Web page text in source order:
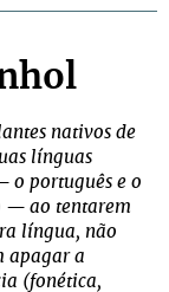
nativos de
línguas
o português e o
— ao tentarem
língua, não
apagar a
(fonética,